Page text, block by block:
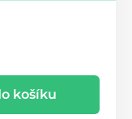
košíku